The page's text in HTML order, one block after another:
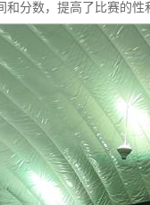
分数，提高了比赛的性